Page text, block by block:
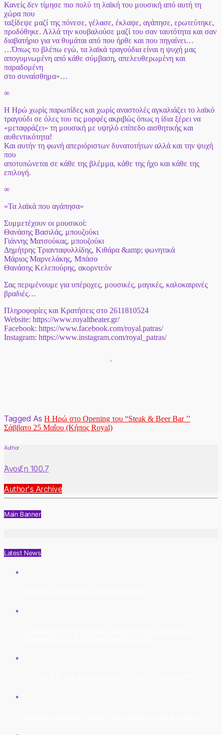
Κανείς δεν τίμησε πιο πολύ τη λαϊκή του μουσική από αυτή τη
χώρα που
ταξίδεψε μαζί της πόνεσε, γέλασε, έκλαψε, αγάπησε, ερωτεύτηκε,
προδόθηκε. Αλλά την κουβαλούσε μαζί του σαν ταυτότητα και σαν
διαβατήριο για να θυμάται από που ήρθε και που πηγαίνει…
…Όπως το βλέπω εγώ, τα λαϊκά τραγούδια είναι η ψυχή μας
απογυμνωμένη από κάθε σύμβαση, απελευθερωμένη και
παραδομένη
στο συναίσθημα»…
∞
Η Ηρώ χωρίς παρωπίδες και χωρίς αναστολές αγκαλιάζει το λαϊκό
τραγούδι σε όλες του τις μορφές ακριβώς όπως η ίδια ξέρει να
«μεταφράζει» τη μουσική με υψηλό επίπεδο αισθητικής και
αυθεντικότητα!
Και αυτήν τη φωνή απεριόριστων δυνατοτήτων αλλά και την ψυχή
που
αποτυπώνεται σε κάθε της βλέμμα, κάθε της ήχο και κάθε της
επιλογή.
∞
«Τα λαϊκά που αγάπησα»
Συμμετέχουν οι μουσικοί:
Θανάσης Βασιλάς, μπουζούκι
Γιάννης Ματσούκας, μπουζούκι
Δημήτρης Τριανταφυλλίδης, Κιθάρα &amp; φωνητικά
Μάριος Μαρνελάκης, Μπάσο
Θανάσης Κελεπούρης, ακορντεόν
Σας περιμένουμε για υπέροχες, μουσικές, μαγικές, καλοκαιρινές
βραδιές…
Πληροφορίες και Κρατήσεις στο 2611810524
Website: https://www.royaltheater.gr/
Facebook: https://www.facebook.com/royal.patras/
Instagram: https://www.instagram.com/royal_patras/
Tagged AsΗ Ηρώ στο Opening του “Steak & Beer Bar ’’
Σάββατο 25 Μαΐου (Κήπος Royal)
Author
Άνοιξη 100.7
Author's Archive
Main Banner
Latest News